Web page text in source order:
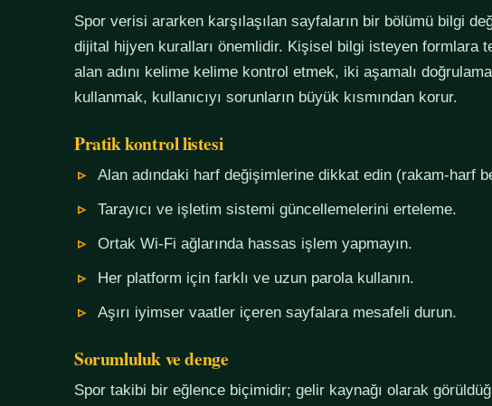
Spor verisi ararken karşılaşılan sayfaların bir bölümü bilgi
dijital hijyen kuralları önemlidir. Kişisel bilgi isteyen formlara
alan adını kelime kelime kontrol etmek, iki aşamalı
kullanmak, kullanıcıyı sorunların büyük kısmından korur.
Pratik kontrol listesi
Alan adındaki harf değişimlerine dikkat edin (rakam-harf
Tarayıcı ve işletim sistemi güncellemelerini erteleme.
Ortak Wi-Fi ağlarında hassas işlem yapmayın.
Her platform için farklı ve uzun parola kullanın.
Aşırı iyimser vaatler içeren sayfalara mesafeli durun.
Sorumluluk ve denge
Spor takibi bir eğlence biçimidir; gelir kaynağı olarak